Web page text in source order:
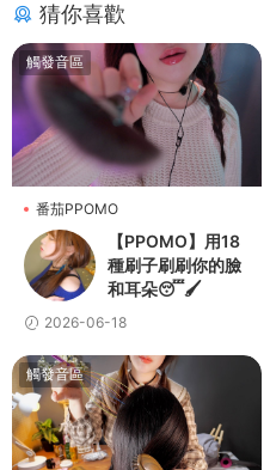
猜你喜歡
觸發音區
番茄PPOMO
【PPOMO】用18
種刷子刷刷你的臉
和耳朵😴🖌️
2026-06-18
觸發音區